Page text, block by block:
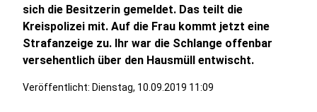
sich die Besitzerin gemeldet. Das teilt die
Kreispolizei mit. Auf die Frau kommt jetzt eine
Strafanzeige zu. Ihr war die Schlange offenbar
versehentlich über den Hausmüll entwischt.
Veröffentlicht: Dienstag, 10.09.2019 11:09